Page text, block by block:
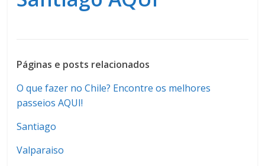
Páginas e posts relacionados
O que fazer no Chile? Encontre os melhores
passeios AQUI!
Santiago
Valparaiso